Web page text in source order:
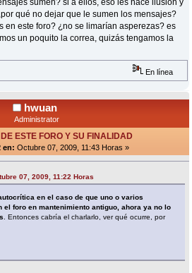
qué no dejar que le sumen los mensajes?
en este foro? ¿no se limarían asperezas? es
un poquito la correa, quizás tengamos la
En línea
hwuan
Administrator
ESTE FORO Y SU FINALIDAD
en: Octubre 07, 2009, 11:43 Horas »
07, 2009, 11:22 Horas
en el caso de que uno o varios
foro en mantenimiento antiguo, ahora ya no lo
. Entonces cabría el charlarlo, ver qué ocurre, por